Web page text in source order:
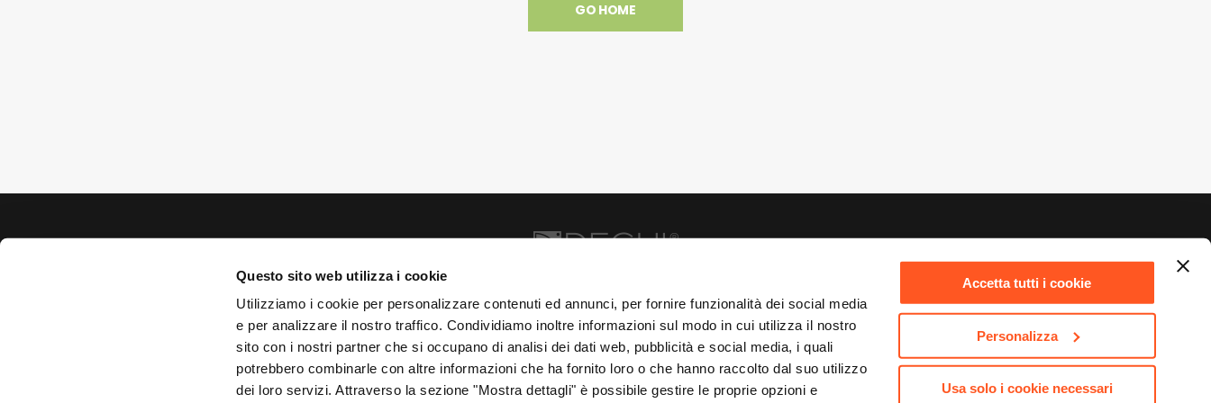
Questo sito web utilizza i cookie
Utilizziamo i cookie per personalizzare contenuti ed annunci, per fornire funzionalità dei social media
e per analizzare il nostro traffico. Condividiamo inoltre informazioni sul modo in cui utilizza il nostro
sito con i nostri partner che si occupano di analisi dei dati web, pubblicità e social media, i quali
potrebbero combinarle con altre informazioni che ha fornito loro o che hanno raccolto dal suo utilizzo
dei loro servizi. Attraverso la sezione "Mostra dettagli" è possibile gestire le proprie opzioni e
Accetta tutti i cookie
Personalizza
Usa solo i cookie necessari
GO HOME
© 2026 DEGHI S.p.A. – Via Lecce Km. 3, 73016 San Cesario di Lecce (LE), Italia | C.F. e P. IVA 04388370753 | Capitale Sociale 10.000.000,00 €